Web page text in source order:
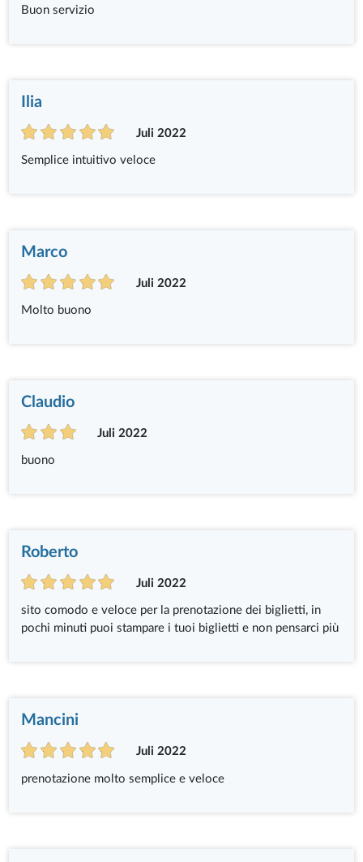
Buon servizio
Ilia
Juli 2022
Semplice intuitivo veloce
Marco
Juli 2022
Molto buono
Claudio
Juli 2022
buono
Roberto
Juli 2022
sito comodo e veloce per la prenotazione dei biglietti, in
pochi minuti puoi stampare i tuoi biglietti e non pensarci più
Mancini
Juli 2022
prenotazione molto semplice e veloce